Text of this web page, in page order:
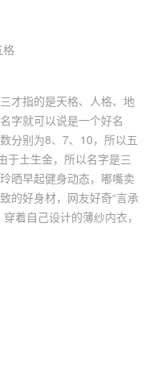
格
才指的是天格、人格、地
字就可以说是一个好名
分别为8、7、10，所以五
于土生金，所以名字是三
晒早起健身动态，嘟嘴卖
的好身材，网友好奇“言承
着自己设计的薄纱内衣，